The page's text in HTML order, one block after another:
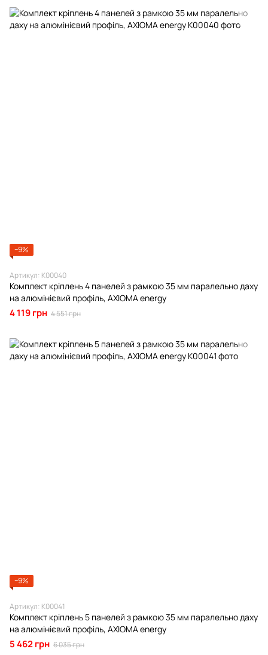
−9%
Артикул: К00040
Комплект кріплень 4 панелей з рамкою 35 мм паралельно даху
на алюмінієвий профіль, AXIOMA energy
4 119 грн 4 551 грн
−9%
Артикул: К00041
Комплект кріплень 5 панелей з рамкою 35 мм паралельно даху
на алюмінієвий профіль, AXIOMA energy
5 462 грн 6 035 грн